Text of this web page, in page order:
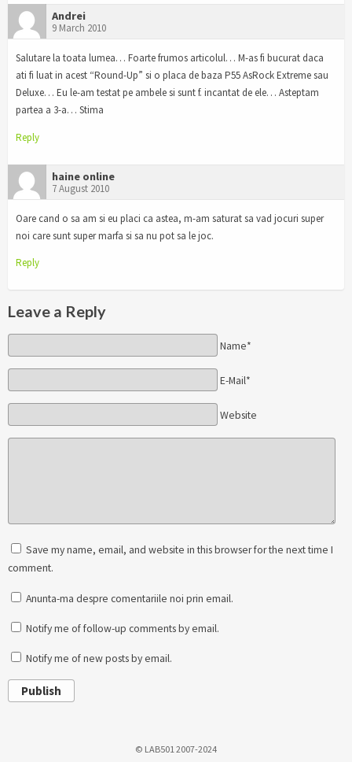
Andrei
9 March 2010
Salutare la toata lumea… Foarte frumos articolul… M-as fi bucurat daca
ati fi luat in acest “Round-Up” si o placa de baza P55 AsRock Extreme sau
Deluxe… Eu le-am testat pe ambele si sunt f. incantat de ele… Asteptam
partea a 3-a… Stima
Reply
haine online
7 August 2010
Oare cand o sa am si eu placi ca astea, m-am saturat sa vad jocuri super
noi care sunt super marfa si sa nu pot sa le joc.
Reply
Leave a Reply
Name*
E-Mail*
Website
Save my name, email, and website in this browser for the next time I
comment.
Anunta-ma despre comentariile noi prin email.
Notify me of follow-up comments by email.
Notify me of new posts by email.
Publish
© LAB501 2007-2024